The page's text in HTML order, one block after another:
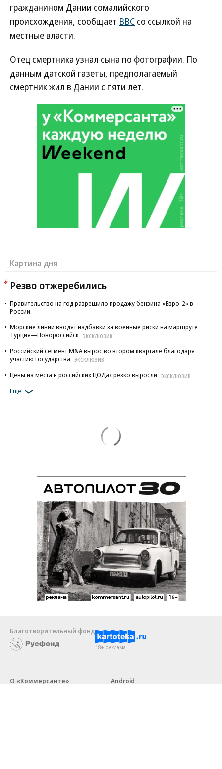
гражданином Дании сомалийского
происхождения, сообщает ВВС со ссылкой на
местные власти.
Отец смертника узнал сына по фотографии. По
данным датской газеты, предполагаемый
смертник жил в Дании с пяти лет.
Картина дня
Резво отжеребились
Правительство на год разрешило продажу бензина «Евро-2» в
России
Морские линии вводят надбавки за военные риски на маршруте
Турция—Новороссийск ЭКСКЛЮЗИВ
Российский сегмент M&A вырос во втором квартале благодаря
участию государства
ЭКСКЛЮЗИВ
Цены на места в российских ЦОДах резко выросли ЭКСКЛЮЗИВ
Еще
Благотворительный фонд
18+ реклама
О «Коммерсанте»
Android